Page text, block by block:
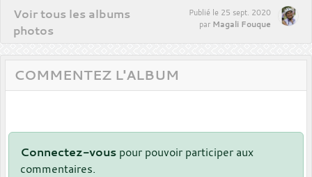
Voir tous les albums
photos
Publié le 25 sept. 2020
par Magali Fouque
COMMENTEZ L'ALBUM
Connectez-vous pour pouvoir participer aux
commentaires.